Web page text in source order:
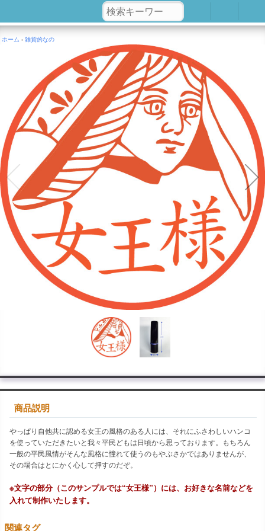
ホーム 雑貨的なの
商品説明
やっぱり自他共に認める女王の風格のある人には、それにふさわしいハンコ
を使っていただきたいと我々平民どもは日頃から思っております。もちろん
一般の平民風情がそんな風格に憧れて使うのもやぶさかではありませんが、
その場合はとにかく心して押すのだぞ。
※文字の部分（このサンプルでは“女王様”）には、お好きな名前などを
入れて制作いたします。
関連タグ